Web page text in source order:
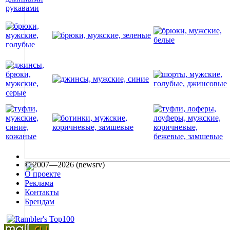
© 2007—2026 (newsrv)
О проекте
Реклама
Контакты
Брендам